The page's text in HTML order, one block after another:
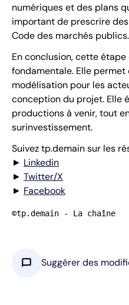
numériques et des plans
important de prescrire
Code des marchés publics.
En conclusion, cette
fondamentale. Elle permet
modélisation pour les
conception du projet. Elle
productions à venir, tout
surinvestissement.
Suivez tp.demain sur les
► Linkedin
► Twitter/X
► Facebook
©tp.demain - La chaîne
chat_bubble Suggérer des